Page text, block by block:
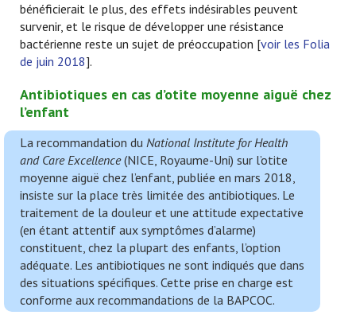
bénéficierait le plus, des effets indésirables peuvent
survenir, et le risque de développer une résistance
bactérienne reste un sujet de préoccupation [voir les Folia
de juin 2018].
Antibiotiques en cas d’otite moyenne aiguë chez
l’enfant
La recommandation du National Institute for Health
and Care Excellence(NICE, Royaume-Uni) sur l’otite
moyenne aiguë chez l’enfant, publiée en mars 2018,
insiste sur la place très limitée des antibiotiques. Le
traitement de la douleur et une attitude expectative
(en étant attentif aux symptômes d’alarme)
constituent, chez la plupart des enfants, l’option
adéquate. Les antibiotiques ne sont indiqués que dans
des situations spécifiques. Cette prise en charge est
conforme aux recommandations de la BAPCOC.